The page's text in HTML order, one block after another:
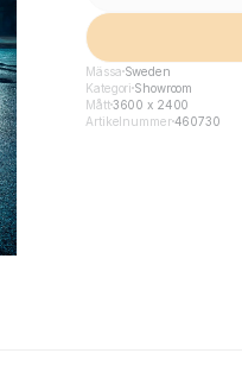
Mässa Sweden
Kategori Showroom
Mått3600 x 2400
Artikelnummer460730